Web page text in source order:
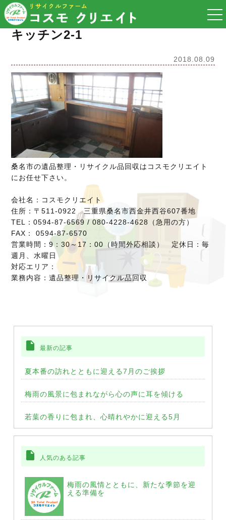
キッチン2-1
2018.08.09
桑名市の遺品整理・リサイクル品回収はコスモクリエイト
にお任せ下さい。
会社名：コスモクリエイト
住所：〒511-0922 三重県桑名市西金井西谷607番地
TEL：0594-87-6569 / 080-4228-4628（急用の方）
FAX： 0594-87-6570
営業時間：9：30～17：00（時間外応相談） 定休日：毎
週月、水曜日
対応エリア：
業務内容：遺品整理・リサイクル品回収
insert_drive_file 最新の記事
夏本番の訪れとともに迎える7月のご挨拶
梅雨の風景に包まれながら心の声に耳を傾ける
若葉の香りに包まれ、心晴れやかに迎える5月
insert_drive_file 人気のある記事
梅雨の風情とともに、新たな季節を迎
える準備を